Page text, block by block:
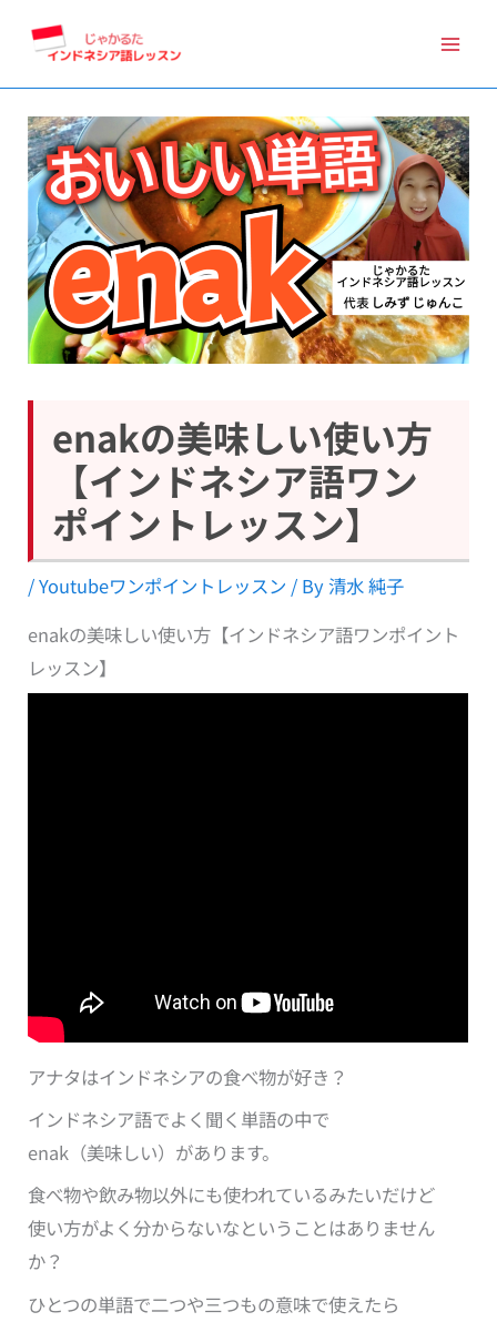
を
enakの美味しい使い方
【インドネシア語ワン
ポイントレッスン】
/Youtubeワンポイントレッスン / By清水 純子
enakの美味しい使い方【インドネシア語ワンポイント
レッスン】
アナタはインドネシアの食べ物が好き？
インドネシア語でよく聞く単語の中で
enak（美味しい）があります。
食べ物や飲み物以外にも使われているみたいだけど
使い方がよく分からないなということはありません
か？
ひとつの単語で二つや三つもの意味で使えたら